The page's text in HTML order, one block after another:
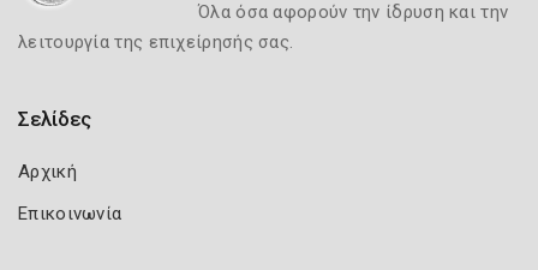
Όλα όσα αφορούν την ίδρυση και την
λειτουργία της επιχείρησής σας.
Σελίδες
Αρχική
Επικοινωνία